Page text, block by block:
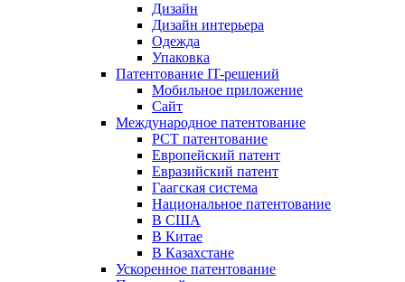
Дизайн
Дизайн интерьера
Одежда
Упаковка
Патентование IT-решений
Мобильное приложение
Сайт
Международное патентование
PCT патентование
Европейский патент
Евразийский патент
Гаагская система
Национальное патентование
В США
В Китае
В Казахстане
Ускоренное патентование